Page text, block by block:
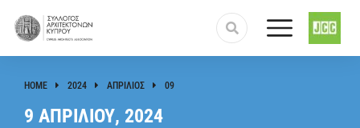
You are here:
HOME 2024 ΑΠΡΊΛΙΟΣ 09
9 ΑΠΡΙΛΊΟΥ, 2024